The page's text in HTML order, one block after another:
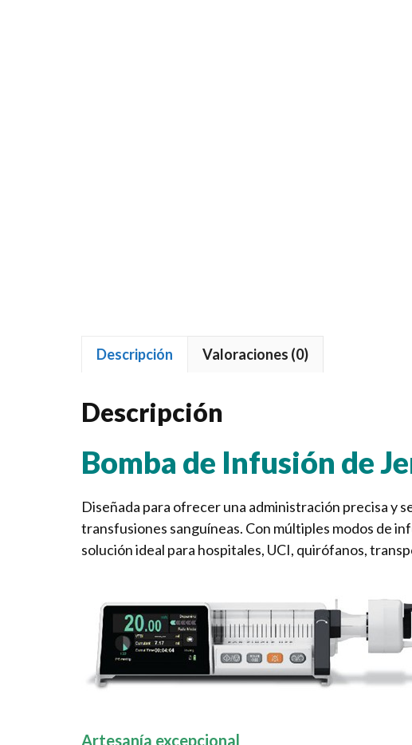
Descripción Valoraciones (0)
Descripción
Bomba de Infusión de
Diseñada para ofrecer una administración precisa y
transfusiones sanguíneas. Con múltiples modos de
solución ideal para hospitales, UCI, quirófanos,
Artesanía excepcional